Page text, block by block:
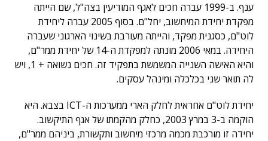
ענף. ב-1999 עברה חכים לאגף המודיעין בצה"ל, שם הייתה
מפקדת יחידת המיחשוב, יחל"ם. בסוף 2005 עברה ליחידת
לוט"ם, כסגנית מפקד, והייתה מעורבת בשינוי הארגוני שעברה
היחידה. במאי 2006 מונתה למפקדת ה-14 של יחידת ממר"ם,
והיא האישה השנייה המשמשת בתפקיד זה. חכים נשואה + 1, ויש
לה תואר שני בכלכלה ומינהל עסקים.
יחידת לוט"ם אחראית לחלק הארי ממערכות ה-ICT בצבא. היא
הוקמה ב-3 במרץ 2003, כחלק מהקמתו של אגף התיקשוב.
יחידה זו מורכבת מכמה מרכזי מיחשוב ותקשורת, ביניהם ממר"ם,